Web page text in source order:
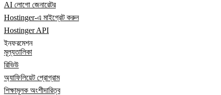
AI লোগো জেনারেটর
Hostinger-এ মাইগ্রেট করুন
Hostinger API
ইনফরমেশন
মূল্যতালিকা
রিভিউ
অ্যাফিলিয়েট প্রোগ্রাম
শিক্ষামূলক অংশীদারিত্ব